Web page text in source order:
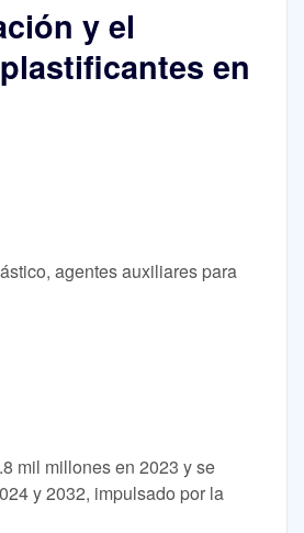
y el
en
agentes auxiliares para
mil millones en 2023 y se
y 2032, impulsado por la